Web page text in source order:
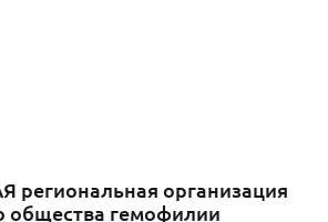
организация
общества гемофилии